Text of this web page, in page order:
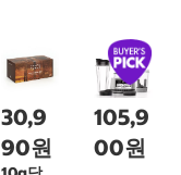
30,9
90원
105,9
00원